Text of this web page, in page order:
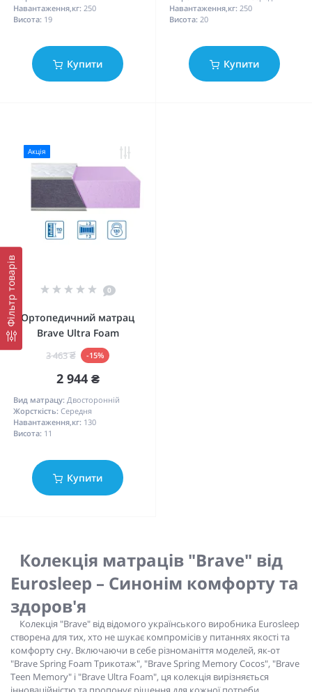
Фільтр товарів
Навантаження,кг: 250
Висота: 19
Купити
Навантаження,кг: 250
Висота: 20
Купити
Акція
0
Ортопедичний матрац
Brave Ultra Foam
3 463 ₴ -15%
2 944 ₴
Вид матрацу: Двосторонній
Жорсткість: Середня
Навантаження,кг: 130
Висота: 11
Купити
Колекція матраців "Brave" від
Eurosleep – Синонім комфорту та
здоров'я
Колекція "Brave" від відомого українського виробника Eurosleep
створена для тих, хто не шукає компромісів у питаннях якості та
комфорту сну. Включаючи в себе різноманіття моделей, як-от
"Brave Spring Foam Трикотаж", "Brave Spring Memory Cocos", "Brave
Teen Memory" і "Brave Ultra Foam", ця колекція вирізняється